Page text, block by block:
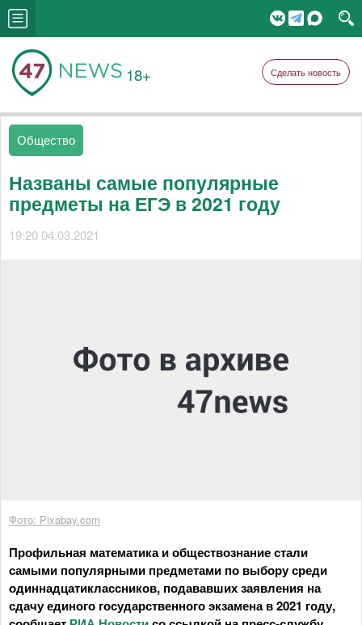
18+ Сделать новость
Общество
Названы самые популярные
предметы на ЕГЭ в 2021 году
19:20 04.03.2021
Фото: Pixabay.com
Профильная математика и обществознание стали
самыми популярными предметами по выбору среди
одиннадцатиклассников, подававших заявления на
сдачу единого государственного экзамена в 2021 году,